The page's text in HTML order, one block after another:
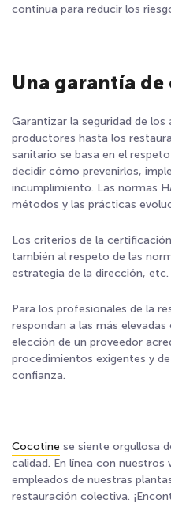
continua para reducir los
Una garantía
Garantizar la seguridad de
productores hasta los
sanitario se basa en el
decidir cómo prevenirlos,
incumplimiento. Las normas
métodos y las prácticas
Los criterios de la
también al respeto de las
estrategia de la dirección, etc.
Para los profesionales de la
respondan a las más
elección de un proveedor
procedimientos exigentes y
confianza.
Cocotine se siente orgullosa
calidad. En línea con
empleados de nuestras
restauración colectiva.